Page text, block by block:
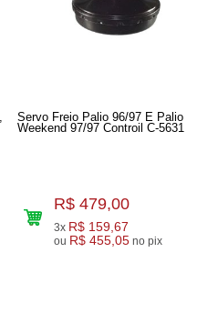
Servo Freio Palio 96/97 E Palio
Weekend 97/97 Controil C-5631
R$ 479,00
3x R$ 159,67
ou R$ 455,05 no pix